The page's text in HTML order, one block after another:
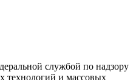
службой по надзору
технологий и массовых